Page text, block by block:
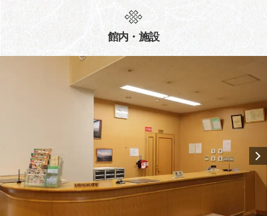
館内・施設